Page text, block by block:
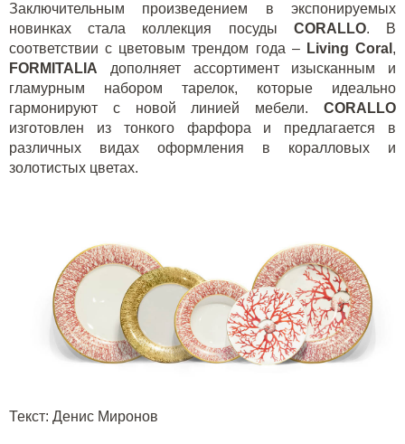
Заключительным произведением в экспонируемых
новинках стала коллекция посуды CORALLO. В
соответствии с цветовым трендом года – Living Coral ,
FORMITALIA дополняет ассортимент изысканным и
гламурным набором тарелок, которые идеально
гармонируют с новой линией мебели. CORALLO
изготовлен из тонкого фарфора и предлагается в
различных видах оформления в коралловых и
золотистых цветах.
Текст: Денис Миронов